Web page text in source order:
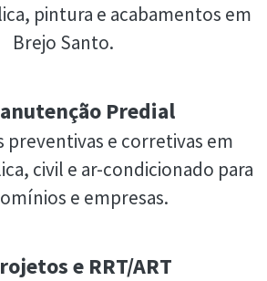
pintura e acabamentos em
Brejo Santo.
Predial
preventivas e corretivas em
civil e ar-condicionado para
e empresas.
e RRT/ART